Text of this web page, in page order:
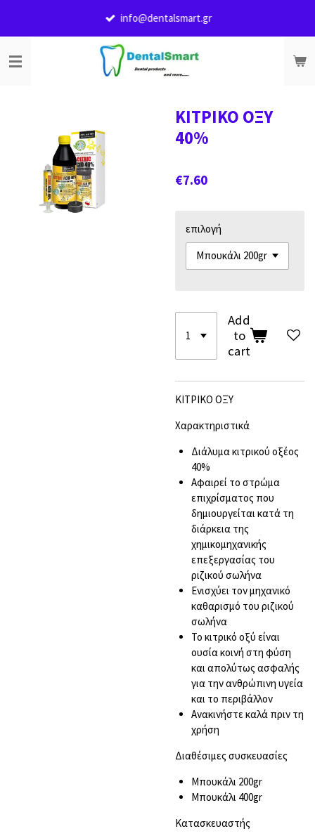
content
info@dentalsmart.gr
ΚΙΤΡΙΚΟ ΟΞΥ
40%
€7.60
επιλογή
Add
to
cart
ΚΙΤΡΙΚΟ ΟΞΥ
Χαρακτηριστικά
Διάλυμα κιτρικού οξέος
40%
Αφαιρεί το στρώμα
επιχρίσματος που
δημιουργείται κατά τη
διάρκεια της
χημικομηχανικής
επεξεργασίας του
ριζικού σωλήνα
Ενισχύει τον μηχανικό
καθαρισμό του ριζικού
σωλήνα
Το κιτρικό οξύ είναι
ουσία κοινή στη φύση
και απολύτως ασφαλής
για την ανθρώπινη υγεία
και το περιβάλλον
Ανακινήστε καλά πριν τη
χρήση
Διαθέσιμες συσκευασίες
Μπουκάλι 200gr
Μπουκάλι 400gr
Kατασκευαστής